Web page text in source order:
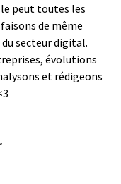
le peut toutes les
de même
secteur digital.
évolutions
et rédigeons